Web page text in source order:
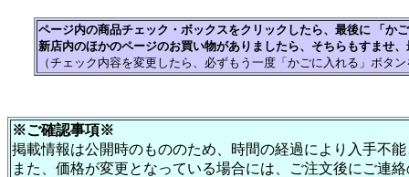
ページ内の商品チェック・ボックスをクリックしたら、最後に 「か
新店内のほかのページのお買い物がありましたら、そちらもすませ
（チェック内容を変更したら、必ずもう一度「かごに入れる」ボタ
※ご確認事項※
掲載情報は公開時のもののため、時間の経過により入手不
また、価格が変更となっている場合には、ご注文後にご連